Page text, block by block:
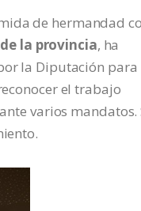
de hermandad
la provincia, ha
la Diputación para
el trabajo
varios mandatos.